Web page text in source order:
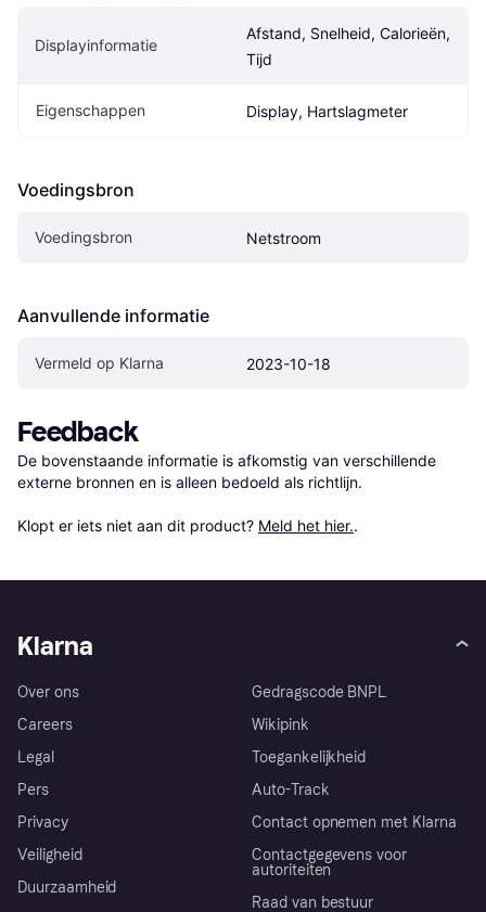
Displayinformatie
Afstand, Snelheid, Calorieën,
Tijd
Eigenschappen Display, Hartslagmeter
Voedingsbron
Voedingsbron Netstroom
Aanvullende informatie
Vermeld op Klarna 2023-10-18
Feedback
De bovenstaande informatie is afkomstig van verschillende
externe bronnen en is alleen bedoeld als richtlijn.
Klopt er iets niet aan dit product? Meld het hier..
Klarna
Over ons
Careers
Legal
Pers
Privacy
Veiligheid
Duurzaamheid
Gedragscode BNPL
Wikipink
Toegankelijkheid
Auto-Track
Contact opnemen met Klarna
Contactgegevens voor
autoriteiten
Raad van bestuur